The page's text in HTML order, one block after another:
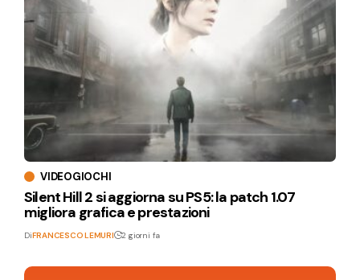
VIDEOGIOCHI
Silent Hill 2 si aggiorna su PS5: la patch 1.07
migliora grafica e prestazioni
DiFRANCESCO LEMURI 2 giorni fa